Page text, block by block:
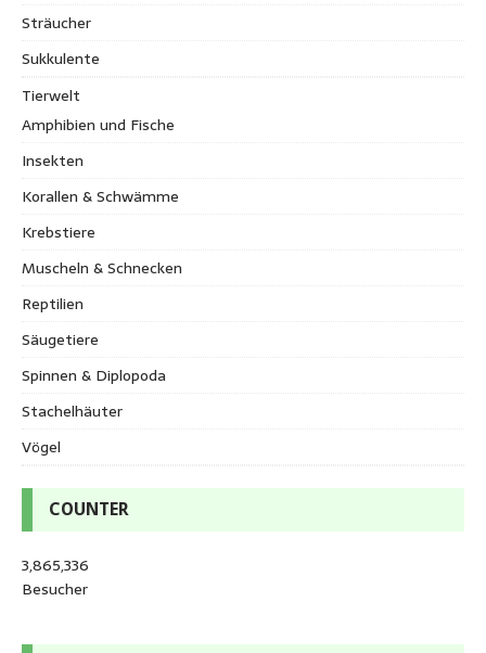
Sträucher
Sukkulente
Tierwelt
Amphibien und Fische
Insekten
Korallen & Schwämme
Krebstiere
Muscheln & Schnecken
Reptilien
Säugetiere
Spinnen & Diplopoda
Stachelhäuter
Vögel
COUNTER
3,865,336
Besucher